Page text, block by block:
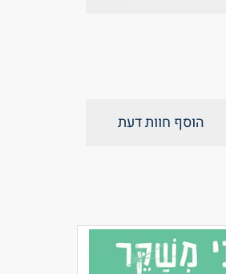
הוסף חוות דעת